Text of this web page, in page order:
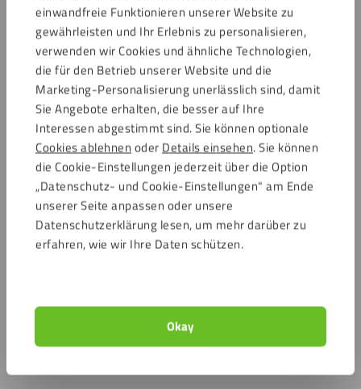
einwandfreie Funktionieren unserer Website zu
gewährleisten und Ihr Erlebnis zu personalisieren,
verwenden wir Cookies und ähnliche Technologien,
die für den Betrieb unserer Website und die
Marketing-Personalisierung unerlässlich sind, damit
Sie Angebote erhalten, die besser auf Ihre
Interessen abgestimmt sind. Sie können optionale
Cookies ablehnen oder Details einsehen. Sie können
die Cookie-Einstellungen jederzeit über die Option
„Datenschutz- und Cookie-Einstellungen" am Ende
unserer Seite anpassen oder unsere
Datenschutzerklärung lesen, um mehr darüber zu
erfahren, wie wir Ihre Daten schützen.
Okay